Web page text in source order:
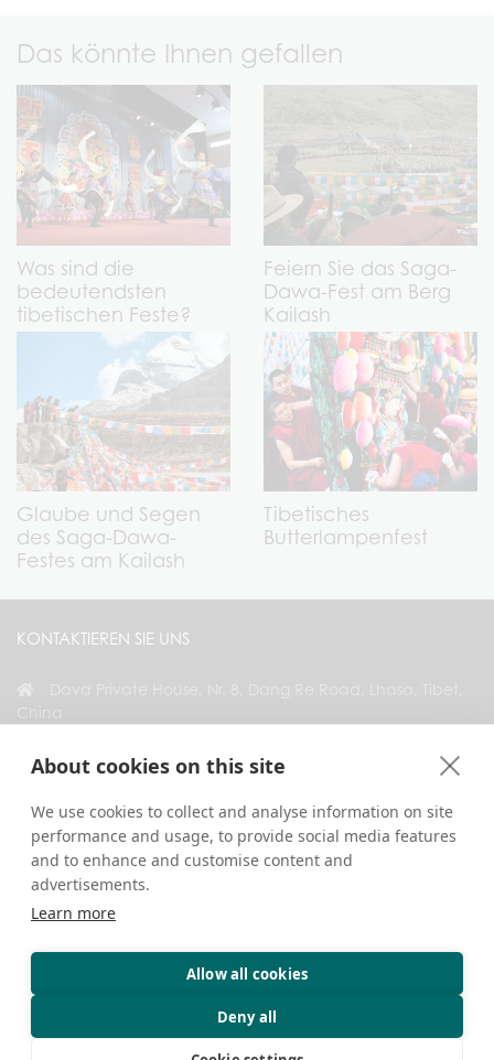
About cookies on this site
We use cookies to collect and analyse information on site
performance and usage, to provide social media features
and to enhance and customise content and
advertisements.
Learn more
Allow all cookies
Deny all
Das könnte Ihnen gefallen
Was sind die
bedeutendsten
tibetischen Feste?
Feiern Sie das Saga-
Dawa-Fest am Berg
Kailash
Glaube und Segen
des Saga-Dawa-
Festes am Kailash
Tibetisches
Butterlampenfest
KONTAKTIEREN SIE UNS
VERBINDEN SIE SICH MIT UNS
Urheberrecht © 2026. Alle Rechte vorbehalten.
Datenschutz